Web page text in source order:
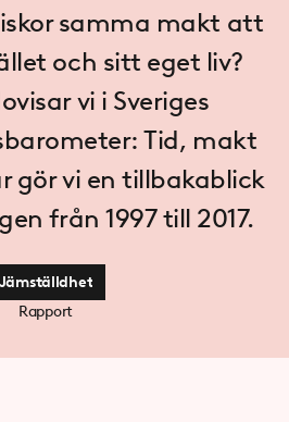
samma makt att
och sitt eget liv?
vi i Sveriges
Tid, makt
gör vi en tillbakablick
från 1997 till 2017.
Jämställdhet
Rapport